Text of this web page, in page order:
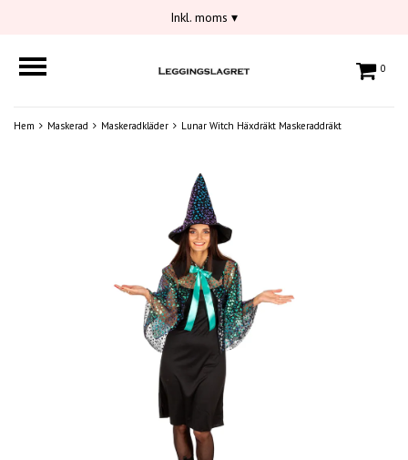
Inkl. moms ▾
0
Hem Maskerad Maskeradkläder Lunar Witch Häxdräkt Maskeraddräkt